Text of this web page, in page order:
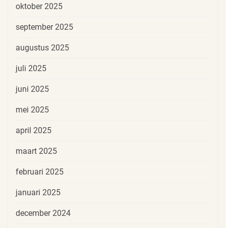
oktober 2025
september 2025
augustus 2025
juli 2025
juni 2025
mei 2025
april 2025
maart 2025
februari 2025
januari 2025
december 2024